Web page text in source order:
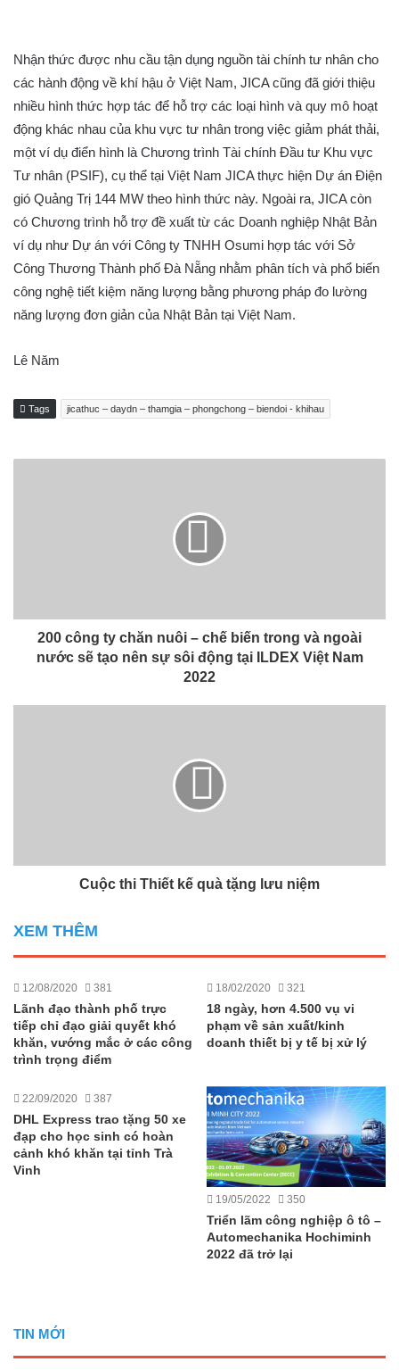
Nhận thức được nhu cầu tận dụng nguồn tài chính tư nhân cho
các hành động về khí hậu ở Việt Nam, JICA cũng đã giới thiệu
nhiều hình thức hợp tác để hỗ trợ các loại hình và quy mô hoạt
động khác nhau của khu vực tư nhân trong việc giảm phát thải,
một ví dụ điển hình là Chương trình Tài chính Đầu tư Khu vực
Tư nhân (PSIF), cụ thể tại Việt Nam JICA thực hiện Dự án Điện
gió Quảng Trị 144 MW theo hình thức này. Ngoài ra, JICA còn
có Chương trình hỗ trợ đề xuất từ các Doanh nghiệp Nhật Bản
ví dụ như Dự án với Công ty TNHH Osumi hợp tác với Sở
Công Thương Thành phố Đà Nẵng nhằm phân tích và phổ biến
công nghệ tiết kiệm năng lượng bằng phương pháp đo lường
năng lượng đơn giản của Nhật Bản tại Việt Nam.
Lê Năm
Tags jicathuc – daydn – thamgia – phongchong – biendoi - khihau
200 công ty chăn nuôi – chế biến trong và ngoài
nước sẽ tạo nên sự sôi động tại ILDEX Việt Nam
2022
Cuộc thi Thiết kế quà tặng lưu niệm
XEM THÊM
12/08/2020 381
Lãnh đạo thành phố trực
tiếp chỉ đạo giải quyết khó
khăn, vướng mắc ở các công
trình trọng điểm
18/02/2020 321
18 ngày, hơn 4.500 vụ vi
phạm về sản xuất/kinh
doanh thiết bị y tế bị xử lý
22/09/2020 387
DHL Express trao tặng 50 xe
đạp cho học sinh có hoàn
cảnh khó khăn tại tỉnh Trà
Vinh
19/05/2022 350
Triển lãm công nghiệp ô tô –
Automechanika Hochiminh
2022 đã trở lại
TIN MỚI